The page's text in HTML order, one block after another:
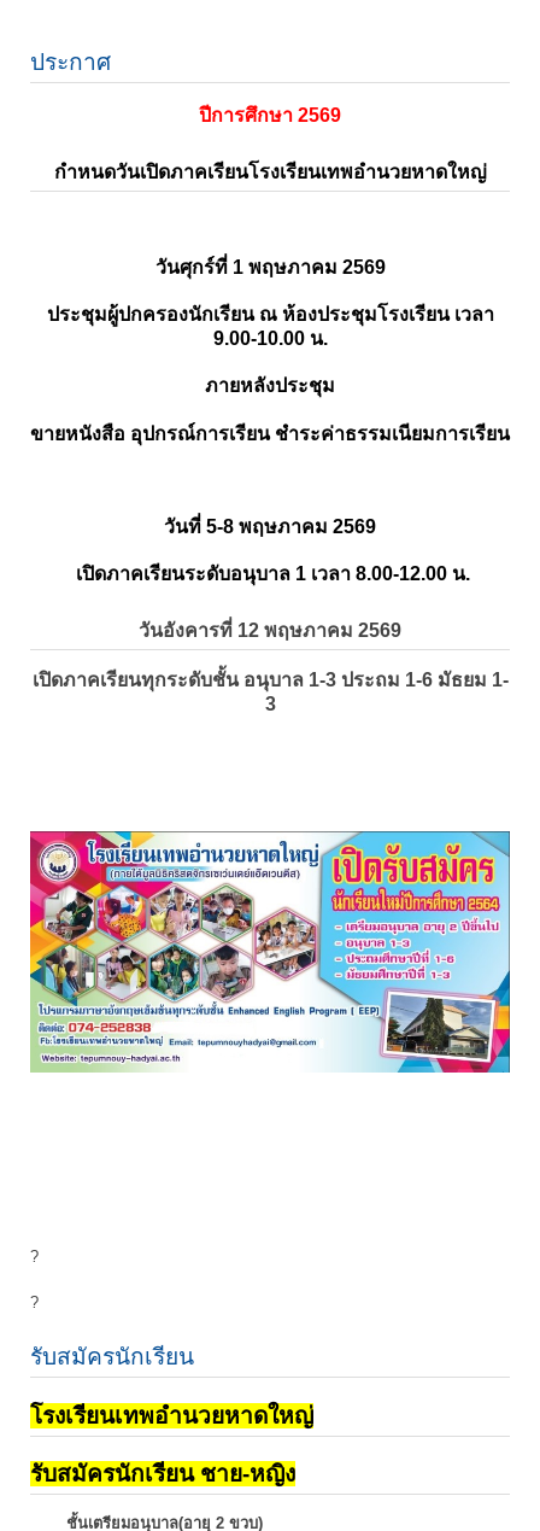
ประกาศ
ปีการศึกษา 2569
กำหนดวันเปิดภาคเรียนโรงเรียนเทพอำนวยหาดใหญ่
วันศุกร์ที่ 1 พฤษภาคม 2569
ประชุมผู้ปกครองนักเรียน ณ ห้องประชุมโรงเรียน เวลา
9.00-10.00 น.
ภายหลังประชุม
ขายหนังสือ อุปกรณ์การเรียน ชำระค่าธรรมเนียมการเรียน
วันที่ 5-8 พฤษภาคม 2569
เปิดภาคเรียนระดับอนุบาล 1 เวลา 8.00-12.00 น.
วันอังคารที่ 12 พฤษภาคม 2569
เปิดภาคเรียนทุกระดับชั้น อนุบาล 1-3 ประถม 1-6 มัธยม 1-
3
?
?
รับสมัครนักเรียน
โรงเรียนเทพอำนวยหาดใหญ่
รับสมัครนักเรียน ชาย-หญิง
ชั้นเตรียมอนุบาล(อายุ 2 ขวบ)